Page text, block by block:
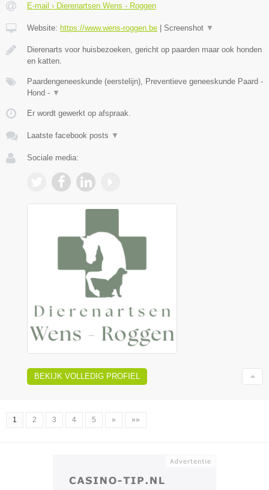
E-mail › Dierenartsen Wens - Roggen
Website: https://www.wens-roggen.be | Screenshot ▼
Dierenarts voor huisbezoeken, gericht op paarden maar ook honden
en katten.
Paardengeneeskunde (eerstelijn), Preventieve geneeskunde Paard -
Hond - ▼
Er wordt gewerkt op afspraak.
Laatste facebook posts ▼
Sociale media:
BEKIJK VOLLEDIG PROFIEL
1 2 3 4 5 » »»